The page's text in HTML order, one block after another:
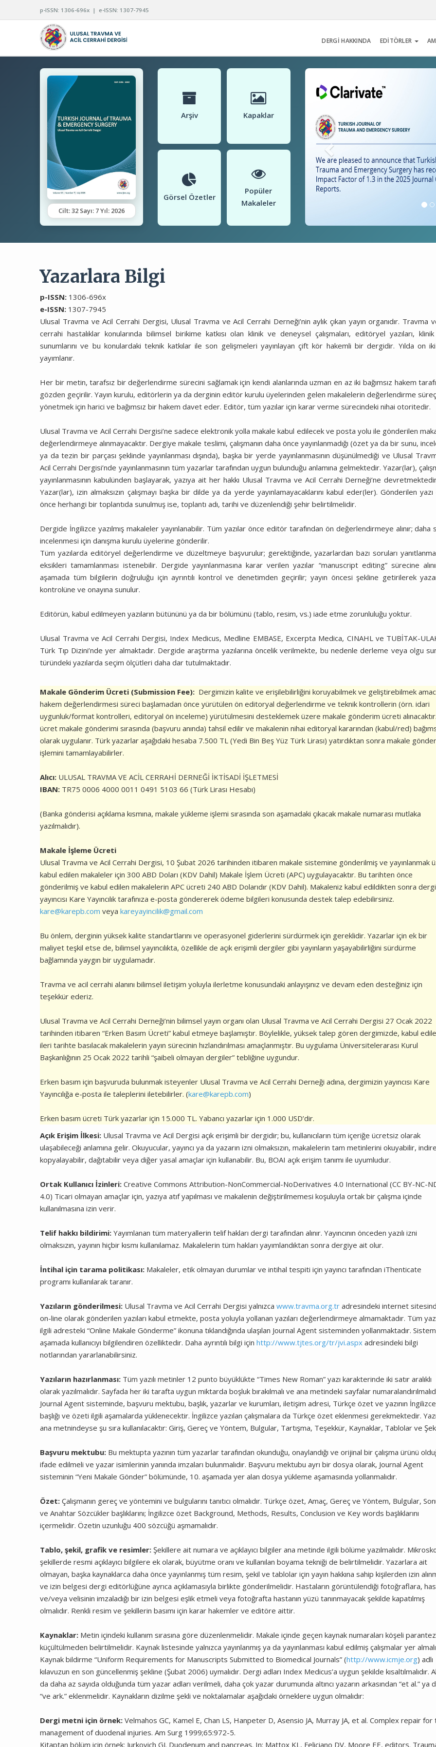
p-ISSN: 1306-696x | e-ISSN: 1307-7945
DERGİ HAKKINDA EDİTÖRLER
Cilt: 32 Sayı: 7 Yıl: 2026
Arşiv Kapaklar
Görsel Özetler
Popüler
Makaleler
Yazarlara Bilgi
p-ISSN: 1306-696x
e-ISSN: 1307-7945
Ulusal Travma ve Acil Cerrahi Dergisi, Ulusal Travma ve Acil Cerrahi Derneği’nin aylık çıkan yayın organıdır. Travma
cerrahi hastalıklar konularında bilimsel birikime katkısı olan klinik ve deneysel çalışmaları, editöryel yazıları,
sunumlarını ve bu konulardaki teknik katkılar ile son gelişmeleri yayınlayan çift kör hakemli bir dergidir. Yılda on iki
yayımlanır.
Her bir metin, tarafsız bir değerlendirme sürecini sağlamak için kendi alanlarında uzman en az iki bağımsız hakem
gözden geçirilir. Yayın kurulu, editörlerin ya da derginin editör kurulu üyelerinden gelen makalelerin değerlendirme
yönetmek için harici ve bağımsız bir hakem davet eder. Editör, tüm yazılar için karar verme sürecindeki nihai otoritedir.
Ulusal Travma ve Acil Cerrahi Dergisi’ne sadece elektronik yolla makale kabul edilecek ve posta yolu ile gönderilen
değerlendirmeye alınmayacaktır. Dergiye makale teslimi, çalışmanın daha önce yayınlanmadığı (özet ya da bir sunu,
ya da tezin bir parçası şeklinde yayınlanması dışında), başka bir yerde yayınlanmasının düşünülmediği ve Ulusal
Acil Cerrahi Dergisi’nde yayınlanmasının tüm yazarlar tarafından uygun bulunduğu anlamına gelmektedir. Yazar(lar),
yayınlanmasının kabulünden başlayarak, yazıya ait her hakkı Ulusal Travma ve Acil Cerrahi Derneği’ne
Yazar(lar), izin almaksızın çalışmayı başka bir dilde ya da yerde yayınlamayacaklarını kabul eder(ler). Gönderilen yazı
önce herhangi bir toplantıda sunulmuş ise, toplantı adı, tarihi ve düzenlendiği şehir belirtilmelidir.
Dergide İngilizce yazılmış makaleler yayınlanabilir. Tüm yazılar önce editör tarafından ön değerlendirmeye alınır; daha
incelenmesi için danışma kurulu üyelerine gönderilir.
Tüm yazılarda editöryel değerlendirme ve düzeltmeye başvurulur; gerektiğinde, yazarlardan bazı soruları
eksikleri tamamlanması istenebilir. Dergide yayınlanmasına karar verilen yazılar “manuscript editing” sürecine
aşamada tüm bilgilerin doğruluğu için ayrıntılı kontrol ve denetimden geçirilir; yayın öncesi şekline getirilerek
kontrolüne ve onayına sunulur.
Editörün, kabul edilmeyen yazıların bütününü ya da bir bölümünü (tablo, resim, vs.) iade etme zorunluluğu yoktur.
Ulusal Travma ve Acil Cerrahi Dergisi, Index Medicus, Medline EMBASE, Excerpta Medica, CINAHL ve TUBİTAK-
Türk Tıp Dizini’nde yer almaktadır. Dergide araştırma yazılarına öncelik verilmekte, bu nedenle derleme veya olgu
türündeki yazılarda seçim ölçütleri daha dar tutulmaktadır.
Makale Gönderim Ücreti (Submission Fee): Dergimizin kalite ve erişilebilirliğini koruyabilmek ve geliştirebilmek
hakem değerlendirmesi süreci başlamadan önce yürütülen ön editoryal değerlendirme ve teknik kontrollerin (örn. idari
uygunluk/format kontrolleri, editoryal ön inceleme) yürütülmesini desteklemek üzere makale gönderim ücreti
ücret makale gönderimi sırasında (başvuru anında) tahsil edilir ve makalenin nihai editoryal kararından (kabul/red)
olarak uygulanır. Türk yazarlar aşağıdaki hesaba 7.500 TL (Yedi Bin Beş Yüz Türk Lirası) yatırdıktan sonra makale
işlemini tamamlayabilirler.
Alıcı: ULUSAL TRAVMA VE ACİL CERRAHİ DERNEĞİ İKTİSADİ İŞLETMESİ
IBAN: TR75 0006 4000 0011 0491 5103 66 (Türk Lirası Hesabı)
(Banka gönderisi açıklama kısmına, makale yükleme işlemi sırasında son aşamadaki çıkacak makale numarası mutlaka
yazılmalıdır).
Makale İşleme Ücreti
Ulusal Travma ve Acil Cerrahi Dergisi, 10 Şubat 2026 tarihinden itibaren makale sistemine gönderilmiş ve yayınlanmak
kabul edilen makaleler için 300 ABD Doları (KDV Dahil) Makale İşlem Ücreti (APC) uygulayacaktır. Bu tarihten önce
gönderilmiş ve kabul edilen makalelerin APC ücreti 240 ABD Dolarıdır (KDV Dahil). Makaleniz kabul edildikten sonra
yayıncısı Kare Yayıncılık tarafınıza e-posta göndererek ödeme bilgileri konusunda destek talep edebilirsiniz.
kare@karepb.com veyakareyayincilik@gmail.com
Bu önlem, derginin yüksek kalite standartlarını ve operasyonel giderlerini sürdürmek için gereklidir. Yazarlar için ek bir
maliyet teşkil etse de, bilimsel yayıncılıkta, özellikle de açık erişimli dergiler gibi yayınların yaşayabilirliğini sürdürme
bağlamında yaygın bir uygulamadır.
Travma ve acil cerrahi alanını bilimsel iletişim yoluyla ilerletme konusundaki anlayışınız ve devam eden desteğiniz için
teşekkür ederiz.
Ulusal Travma ve Acil Cerrahi Derneği’nin bilimsel yayın organı olan Ulusal Travma ve Acil Cerrahi Dergisi 27 Ocak 2022
tarihinden itibaren “Erken Basım Ücreti” kabul etmeye başlamıştır. Böylelikle, yüksek talep gören dergimizde, kabul
ileri tarihte basılacak makalelerin yayın sürecinin hızlandırılması amaçlanmıştır. Bu uygulama Üniversitelerarası Kurul
Başkanlığının 25 Ocak 2022 tarihli “şaibeli olmayan dergiler” tebliğine uygundur.
Erken basım için başvuruda bulunmak isteyenler Ulusal Travma ve Acil Cerrahi Derneği adına, dergimizin yayıncısı Kare
Yayıncılığa e-posta ile taleplerini iletebilirler. (kare@karepb.com)
Erken basım ücreti Türk yazarlar için 15.000 TL. Yabancı yazarlar için 1.000 USD’dir.
Açık Erişim İlkesi: Ulusal Travma ve Acil Dergisi açık erişimli bir dergidir; bu, kullanıcıların tüm içeriğe ücretsiz olarak
ulaşabileceği anlamına gelir. Okuyucular, yayıncı ya da yazarın izni olmaksızın, makalelerin tam metinlerini okuyabilir,
kopyalayabilir, dağıtabilir veya diğer yasal amaçlar için kullanabilir. Bu, BOAI açık erişim tanımı ile uyumludur.
Ortak Kullanıcı İzinleri: Creative Commons Attribution-NonCommercial-NoDerivatives 4.0 International (CC BY-NC-
4.0) Ticari olmayan amaçlar için, yazıya atıf yapılması ve makalenin değiştirilmemesi koşuluyla ortak bir çalışma içinde
kullanılmasına izin verir.
Telif hakkı bildirimi: Yayımlanan tüm materyallerin telif hakları dergi tarafından alınır. Yayıncının önceden yazılı izni
olmaksızın, yayının hiçbir kısmı kullanılamaz. Makalelerin tüm hakları yayımlandıktan sonra dergiye ait olur.
İntihal için tarama politikası: Makaleler, etik olmayan durumlar ve intihal tespiti için yayıncı tarafından iThenticate
programı kullanılarak taranır.
Yazıların gönderilmesi: Ulusal Travma ve Acil Cerrahi Dergisi yalnızcawww.travma.org.tr adresindeki internet
on-line olarak gönderilen yazıları kabul etmekte, posta yoluyla yollanan yazıları değerlendirmeye almamaktadır. Tüm
ilgili adresteki “Online Makale Gönderme” ikonuna tıklandığında ulaşılan Journal Agent sisteminden yollanmaktadır.
aşamada kullanıcıyı bilgilendiren özelliktedir. Daha ayrıntılı bilgi içinhttp://www.tjtes.org/tr/jvi.aspx adresindeki bilgi
notlarından yararlanabilirsiniz.
Yazıların hazırlanması: Tüm yazılı metinler 12 punto büyüklükte “Times New Roman” yazı karakterinde iki satır aralıklı
olarak yazılmalıdır. Sayfada her iki tarafta uygun miktarda boşluk bırakılmalı ve ana metindeki sayfalar
Journal Agent sisteminde, başvuru mektubu, başlık, yazarlar ve kurumları, iletişim adresi, Türkçe özet ve yazının İngilizce
başlığı ve özeti ilgili aşamalarda yüklenecektir. İngilizce yazılan çalışmalara da Türkçe özet eklenmesi gerekmektedir.
ana metnindeyse şu sıra kullanılacaktır: Giriş, Gereç ve Yöntem, Bulgular, Tartışma, Teşekkür, Kaynaklar, Tablolar ve
Başvuru mektubu: Bu mektupta yazının tüm yazarlar tarafından okunduğu, onaylandığı ve orijinal bir çalışma ürünü
ifade edilmeli ve yazar isimlerinin yanında imzaları bulunmalıdır. Başvuru mektubu ayrı bir dosya olarak, Journal Agent
sisteminin “Yeni Makale Gönder” bölümünde, 10. aşamada yer alan dosya yükleme aşamasında yollanmalıdır.
Özet:Çalışmanın gereç ve yöntemini ve bulgularını tanıtıcı olmalıdır. Türkçe özet, Amaç, Gereç ve Yöntem, Bulgular,
ve Anahtar Sözcükler başlıklarını; İngilizce özet Background, Methods, Results, Conclusion ve Key words başlıklarını
içermelidir. Özetin uzunluğu 400 sözcüğü aşmamalıdır.
Tablo, şekil, grafik ve resimler: Şekillere ait numara ve açıklayıcı bilgiler ana metinde ilgili bölüme yazılmalıdır.
şekillerde resmi açıklayıcı bilgilere ek olarak, büyütme oranı ve kullanılan boyama tekniği de belirtilmelidir. Yazarlara ait
olmayan, başka kaynaklarca daha önce yayınlanmış tüm resim, şekil ve tablolar için yayın hakkına sahip kişilerden izin
ve izin belgesi dergi editörlüğüne ayrıca açıklamasıyla birlikte gönderilmelidir. Hastaların görüntülendiği fotoğraflara,
ve/veya velisinin imzaladığı bir izin belgesi eşlik etmeli veya fotoğrafta hastanın yüzü tanınmayacak şekilde kapatılmış
olmalıdır. Renkli resim ve şekillerin basımı için karar hakemler ve editöre aittir.
Kaynaklar: Metin içindeki kullanım sırasına göre düzenlenmelidir. Makale içinde geçen kaynak numaraları köşeli
küçültülmeden belirtilmelidir. Kaynak listesinde yalnızca yayınlanmış ya da yayınlanması kabul edilmiş çalışmalar yer
Kaynak bildirme “Uniform Requirements for Manuscripts Submitted to Biomedical Journals” (http://www.icmje.org) adlı
kılavuzun en son güncellenmiş şekline (Şubat 2006) uymalıdır. Dergi adları Index Medicus’a uygun şekilde kısaltılmalıdır.
da daha az sayıda olduğunda tüm yazar adları verilmeli, daha çok yazar durumunda altıncı yazarın arkasından “et al.” ya
“ve ark.” eklenmelidir. Kaynakların dizilme şekli ve noktalamalar aşağıdaki örneklere uygun olmalıdır:
Dergi metni için örnek:Velmahos GC, Kamel E, Chan LS, Hanpeter D, Asensio JA, Murray JA, et al. Complex repair for
management of duodenal injuries. Am Surg 1999;65:972-5.
Kitaptan bölüm için örnek: Jurkovich GJ. Duodenum and pancreas. In: Mattox KL, Feliciano DV, Moore EE, editors.